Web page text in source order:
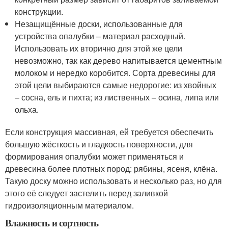
конструкции.
Незащищённые доски, использованные для
устройства опалубки – материал расходный.
Использовать их вторично для этой же цели
невозможно, так как дерево напитывается цементным
молоком и нередко коробится. Сорта древесины для
этой цели выбираются самые недорогие: из хвойных
– сосна, ель и пихта; из лиственных – осина, липа или
ольха.
Если конструкция массивная, ей требуется обеспечить
большую жёсткость и гладкость поверхности, для
формирования опалубки может применяться и
древесина более плотных пород: рябины, ясеня, клёна.
Такую доску можно использовать и несколько раз, но для
этого её следует застелить перед заливкой
гидроизоляционным материалом.
Влажность и сортность